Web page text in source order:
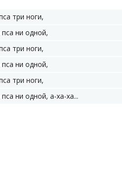
три ноги,
ни одной,
три ноги,
ни одной,
три ноги,
ни одной, а-ха-ха...